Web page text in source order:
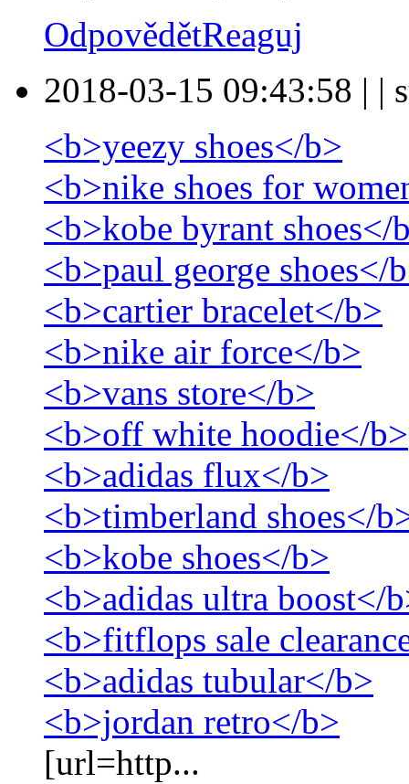
OdpovědětReaguj
2018-03-15 09:43:58 | |
<b>yeezy shoes</b>
<b>nike shoes for
<b>kobe byrant shoes</
<b>paul george shoes</
<b>cartier bracelet</b>
<b>nike air force</b>
<b>vans store</b>
<b>off white hoodie</b>
<b>adidas flux</b>
<b>timberland shoes</
<b>kobe shoes</b>
<b>adidas ultra boost</
<b>fitflops sale
<b>adidas tubular</b>
<b>jordan retro</b>
[url=http...